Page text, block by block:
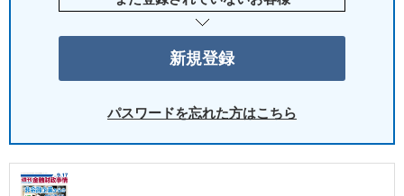
パスワードを忘れた方はこちら